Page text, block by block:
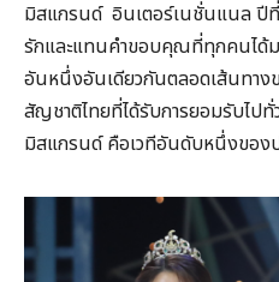
มิสแกรนด์ อินเตอร์เนชั่นแนล ปีที่
รักและแทนคำขอบคุณที่ทุกคนได้
อันหนึ่งอันเดียวกันตลอดเส้นทาง
สัญชาติไทยที่ได้รับการยอมรับไปทั่
มิสแกรนด์ คือเวทีอันดับหนึ่งของ